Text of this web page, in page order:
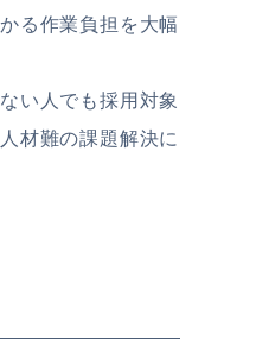
る作業負担を大幅
い人でも採用対象
材難の課題解決に